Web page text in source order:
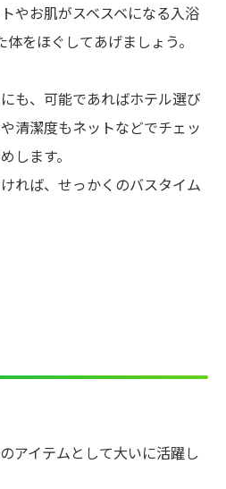
やお肌がスベスベになる入浴
をほぐしてあげましょう。
も、可能であればホテル選び
清潔度もネットなどでチェッ
します。
れば、せっかくのバスタイム
アイテムとして大いに活躍し